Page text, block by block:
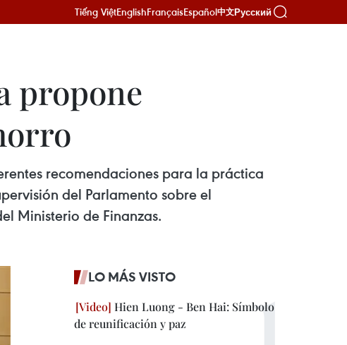
Tiếng ViệtEnglishFrançaisEspañol中文Русский
propone
recomendaciones para la práctica
del Parlamento sobre el
Ministerio de Finanzas.
LO MÁS VISTO
Hien Luong - Ben Hai: Símbolo
de reunificación y paz